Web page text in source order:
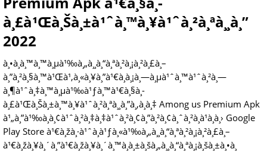
à¸£à¹Œà¸Šà¸±à¹ˆà¸™à¸¥à¹ˆà¸²à¸ªà¸¸à¸”
2022
à¸•à¸­à¸™à¸™à¸µà¹‰à¸„à¸¸à¸“à¸ªà¸²à¸¡à¸²à¸£à¸–
à¸”à¸²à¸§à¸™à¹Œà¹‚à¸«à¸¥à¸”à¹€à¸à¸¡à¸—à¸µà¹ˆà¸™à¹ˆà¸²à¸—
à¸¶à¹ˆà¸‡à¸™à¸µà¹‰à¹ƒà¸™à¹€à¸§à¸­
à¸£à¹Œà¸Šà¸±à¸™à¸¥à¹ˆà¸²à¸ªà¸¸à¸”à¸‚à¸­à¸‡ Among us Premium Apk
à¹„à¸”à¹‰à¸­à¸¢à¹ˆà¸²à¸‡à¸‡à¹ˆà¸²à¸¢à¸”à¸²à¸¢à¸ˆà¸²à¸à¹à¸­à¸› Google
Play Store à¹€à¸žà¸·à¹ˆà¸­à¹ƒà¸«à¹‰à¸„à¸¸à¸“à¸ªà¸²à¸¡à¸²à¸£à¸–
à¹€à¸žà¸¥à¸´à¸”à¹€à¸žà¸¥à¸´à¸™à¸à¸±à¸šà¸„à¸¸à¸“à¸ªà¸¡à¸šà¸±à¸•à¸